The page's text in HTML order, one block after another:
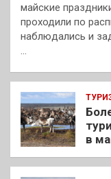
майские
проходили по
наблюдались и
в